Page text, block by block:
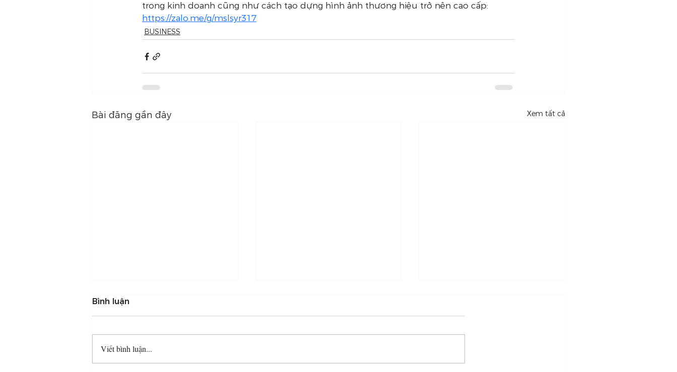
trong kinh doanh cũng như cách tạo dựng hình ảnh thương hiệu trở nên cao cấp:
https://zalo.me/g/mslsyr317
BUSINESS
Bài đăng gần đây Xem tất cả
Bình luận
Viết bình luận...